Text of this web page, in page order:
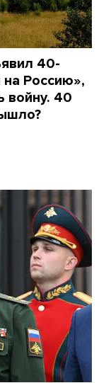
40-
Россию»,
войну. 40